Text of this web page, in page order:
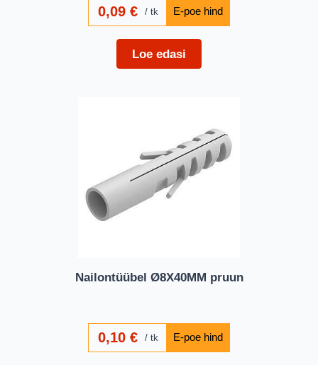
0,09€ tk
Loe edasi
Nailontüübel Ø8X40MM pruun
0,10€ tk